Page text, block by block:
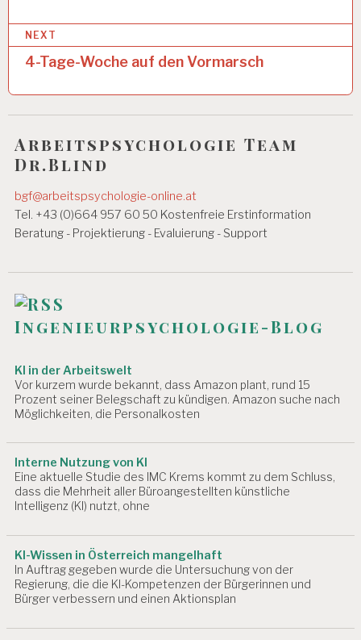
A
R
B
T
D
E
U
N
D
A
R
B
T
S
B
E
I
N
G
U
N
E
N
A
R
i
t
r
a
g
s
n
a
v
a
t
i
o
n
NEXT
4-Tage-Woche auf den Vormarsch
Arbeitspsychologie Team
Dr.Blind
bgf@arbeitspsychologie-online.at
Tel. +43 (0)664 957 60 50 Kostenfreie Erstinformation
Beratung - Projektierung - Evaluierung - Support
Ingenieurpsychologie-Blog
KI in der Arbeitswelt
Vor kurzem wurde bekannt, dass Amazon plant, rund 15
Prozent seiner Belegschaft zu kündigen. Amazon suche nach
Möglichkeiten, die Personalkosten
Interne Nutzung von KI
Eine aktuelle Studie des IMC Krems kommt zu dem Schluss,
dass die Mehrheit aller Büroangestellten künstliche
Intelligenz (KI) nutzt, ohne
KI-Wissen in Österreich mangelhaft
In Auftrag gegeben wurde die Untersuchung von der
Regierung, die die KI-Kompetenzen der Bürgerinnen und
Bürger verbessern und einen Aktionsplan